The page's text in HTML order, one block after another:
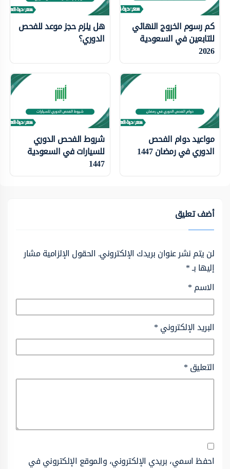
كم رسوم الخروج النهائي
للتابعين في السعودية
2026
هل يلزم حجز موعد للفحص
الدوري؟
مواعيد دوام الفحص
الدوري في رمضان 1447
شروط الفحص الدوري
للسيارات في السعودية
1447
أضف تعليق
لن يتم نشر عنوان بريدك الإلكتروني. الحقول الإلزامية مشار
إليها بـ*
الاسم*
البريد الإلكتروني*
التعليق*
احفظ اسمي، بريدي الإلكتروني، والموقع الإلكتروني في